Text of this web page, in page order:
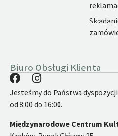
Biuro Obsługi Klienta
Jesteśmy do Państwa
od 8:00 do 16:00.
Międzynarodowe Centrum